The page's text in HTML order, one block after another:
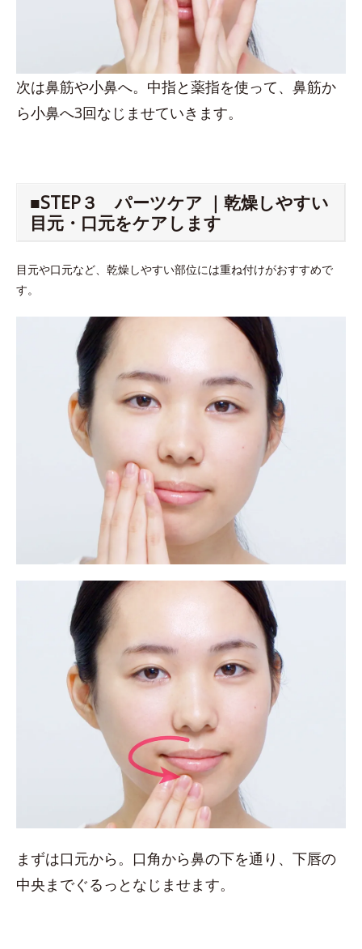
次は鼻筋や小鼻へ。中指と薬指を使って、鼻筋か
ら小鼻へ3回なじませていきます。
■STEP３ パーツケア ｜乾燥しやすい
目元・口元をケアします
目元や口元など、乾燥しやすい部位には重ね付けがおすすめで
す。
まずは口元から。口角から鼻の下を通り、下唇の
中央までぐるっとなじませます。